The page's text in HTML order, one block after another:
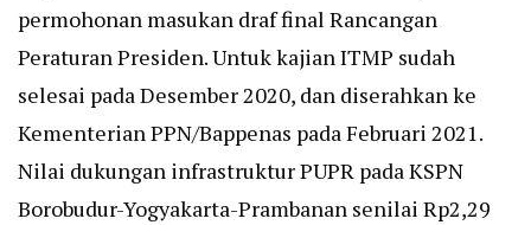
permohonan masukan draf final Rancangan
Peraturan Presiden. Untuk kajian ITMP sudah
selesai pada Desember 2020, dan diserahkan ke
Kementerian PPN/Bappenas pada Februari 2021.
Nilai dukungan infrastruktur PUPR pada KSPN
Borobudur-Yogyakarta-Prambanan senilai Rp2,29